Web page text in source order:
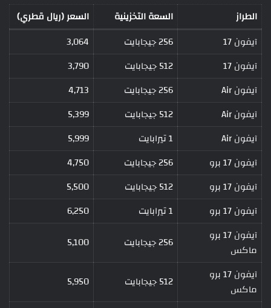
الطراز السعة التخزينية
السعر (ريال قطري)
آيفون 17
256 جيجابايت
3,064
آيفون 17
512 جيجابايت
3,790
آيفون Air
256 جيجابايت
4,713
آيفون Air
512 جيجابايت
5,399
آيفون Air
1 تيرابايت
5,999
آيفون 17 برو
256 جيجابايت
4,750
آيفون 17 برو
512 جيجابايت
5,500
آيفون 17 برو
1 تيرابايت
6,250
آيفون 17 برو
ماكس
256 جيجابايت
5,100
آيفون 17 برو
ماكس
512 جيجابايت
5,950